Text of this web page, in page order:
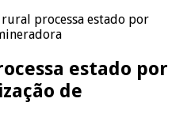
processa estado por
estado por
de